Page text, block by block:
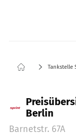
Tankstelle
Berlin
Barnetstr. 67A